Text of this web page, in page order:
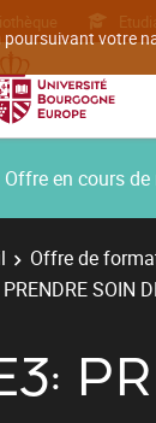
poursuivant votre
Offre en cours
Offre de
SOIN